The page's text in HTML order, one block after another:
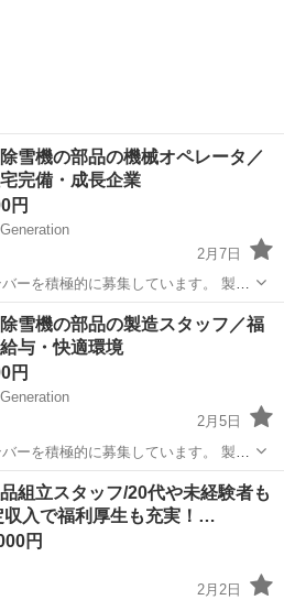
除雪機の部品の機械オペレータ／
完備・成長企業
円
2月7日
ーを積極的に募集しています。 製造
重視しながらチームと協力し、優れ
す。 未経験の方でも、手厚い研修と
心...
半導体 未経験
除雪機の部品の製造スタッフ／福
与・快適環境
円
2月5日
ーを積極的に募集しています。 製造
重視しながらチームと協力し、優れ
す。 未経験の方でも、手厚い研修と
心...
半導体 業務
組立スタッフ/20代や未経験者も
収入で福利厚生も充実！…
円
2月2日